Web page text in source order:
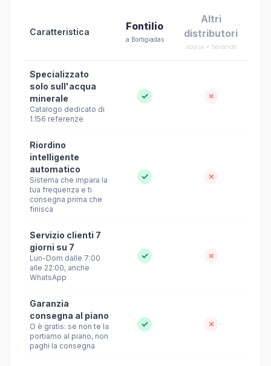
Caratteristica Fontilio
a Bortigiadas
Altri
distributori
acqua + bevande
Specializzato
solo sull'acqua
minerale
Catalogo dedicato di
1.156 referenze
✓ ✗
Riordino
intelligente
automatico
Sistema che impara la
tua frequenza e ti
consegna prima che
finisca
✓ ✗
Servizio clienti 7
giorni su 7
Lun-Dom dalle 7:00
alle 22:00, anche
WhatsApp
✓ ✗
Garanzia
consegna al piano
O è gratis: se non te la
portiamo al piano, non
paghi la consegna
✓ ✗